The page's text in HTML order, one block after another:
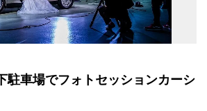
駐車場でフォトセッションカーシ